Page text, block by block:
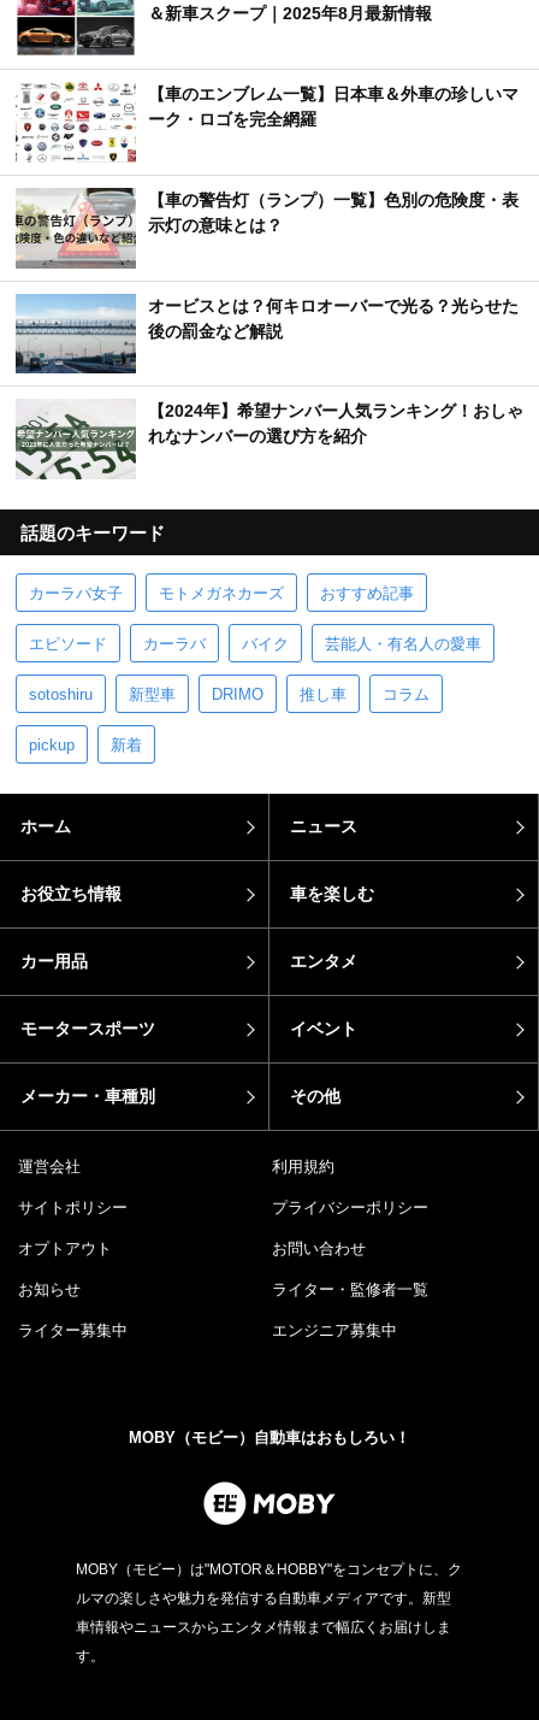
＆新車スクープ｜2025年8月最新情報
【車のエンブレム一覧】日本車＆外車の珍しいマ
ーク・ロゴを完全網羅
【車の警告灯（ランプ）一覧】色別の危険度・表
示灯の意味とは？
オービスとは？何キロオーバーで光る？光らせた
後の罰金など解説
【2024年】希望ナンバー人気ランキング！おしゃ
れなナンバーの選び方を紹介
話題のキーワード
カーラバ女子 モトメガネカーズ おすすめ記事
エピソード カーラバ バイク 芸能人・有名人の愛車
sotoshiru 新型車 DRIMO 推し車 コラム
pickup 新着
ホーム ニュース
お役立ち情報 車を楽しむ
カー用品 エンタメ
モータースポーツ イベント
メーカー・車種別 その他
運営会社 利用規約
サイトポリシー プライバシーポリシー
オプトアウト お問い合わせ
お知らせ ライター・監修者一覧
ライター募集中 エンジニア募集中
MOBY（モビー）自動車はおもしろい！
MOBY（モビー）は"MOTOR＆HOBBY"をコンセプトに、ク
ルマの楽しさや魅力を発信する自動車メディアです。新型
車情報やニュースからエンタメ情報まで幅広くお届けしま
す。